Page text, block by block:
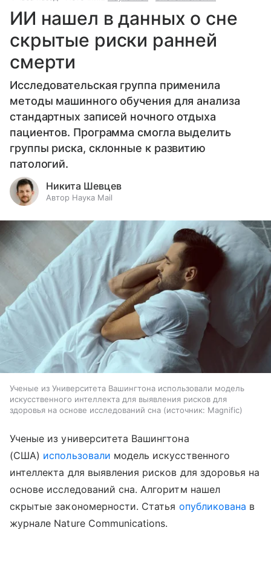
ИИ нашел в данных о сне
скрытые риски ранней
смерти
Исследовательская группа применила
методы машинного обучения для анализа
стандартных записей ночного отдыха
пациентов. Программа смогла выделить
группы риска, склонные к развитию
патологий.
Никита Шевцев
Автор Наука Mail
Ученые из Университета Вашингтона использовали модель
искусственного интеллекта для выявления рисков для
здоровья на основе исследований сна
источник: Magnific
Ученые из университета Вашингтона
(США) использовали модель искусственного
интеллекта для выявления рисков для здоровья на
основе исследований сна. Алгоритм нашел
скрытые закономерности. Статья опубликована в
журнале Nature Communications.